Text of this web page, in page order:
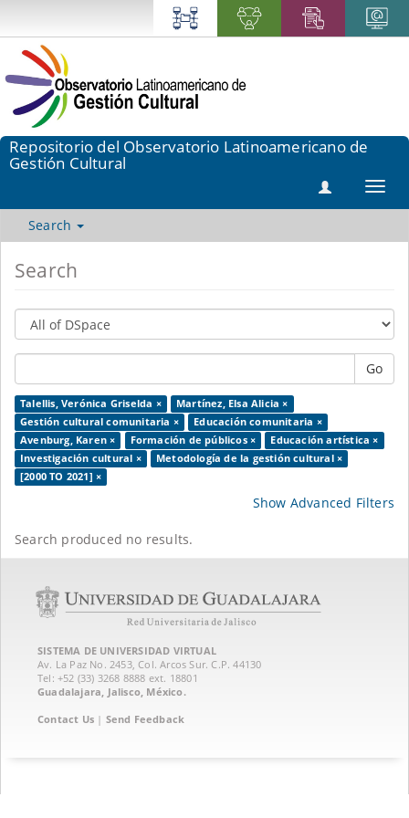
Repositorio del Observatorio Latinoamericano de
Gestión Cultural
Search
Search
Go
Talellis, Verónica Griselda ×
Martínez, Elsa Alicia ×
Gestión cultural comunitaria ×
Educación comunitaria ×
Avenburg, Karen ×
Formación de públicos ×
Educación artística ×
Investigación cultural ×
Metodología de la gestión cultural ×
[2000 TO 2021] ×
Show Advanced Filters
Search produced no results.
SISTEMA DE UNIVERSIDAD VIRTUAL
Av. La Paz No. 2453, Col. Arcos Sur. C.P. 44130
Tel: +52 (33) 3268 8888‏ ext. 18801
Guadalajara, Jalisco, México.
Contact Us | Send Feedback